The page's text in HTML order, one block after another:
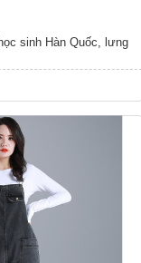
sinh Hàn Quốc, lưng